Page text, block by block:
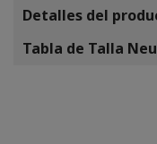
Detalles del
Tabla de Talla